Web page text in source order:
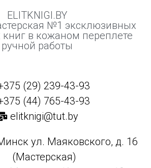
ELITKNIGI.BY
№1 эксклюзивных
в кожаном переплете
ручной работы
(29) 239-43-93
(44) 765-43-93
elitknigi@tut.by
ул. Маяковского, д. 16
(Мастерская)